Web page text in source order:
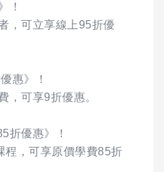
！
，可立享線上95折優
惠》！
，可享9折優惠。
折優惠》！
程，可享原價學費85折